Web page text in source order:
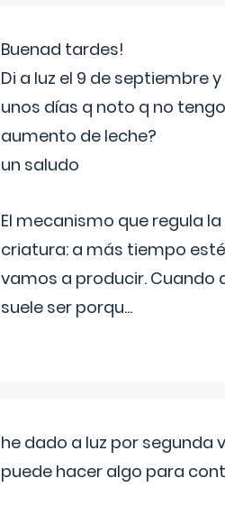
Buenad tardes!
Di a luz el 9 de septiembre
unos días q noto q no
aumento de leche?
un saludo
El mecanismo que regula
criatura: a más tiempo
vamos a producir. Cuando
suele ser porqu...
he dado a luz por segunda
puede hacer algo para